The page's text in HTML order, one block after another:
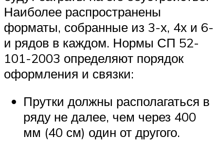
Наиболее распространены
форматы, собранные из 3-х, 4х и 6-
и рядов в каждом. Нормы СП 52-
101-2003 определяют порядок
оформления и связки:
Прутки должны располагаться в
ряду не далее, чем через 400
мм (40 см) один от другого.